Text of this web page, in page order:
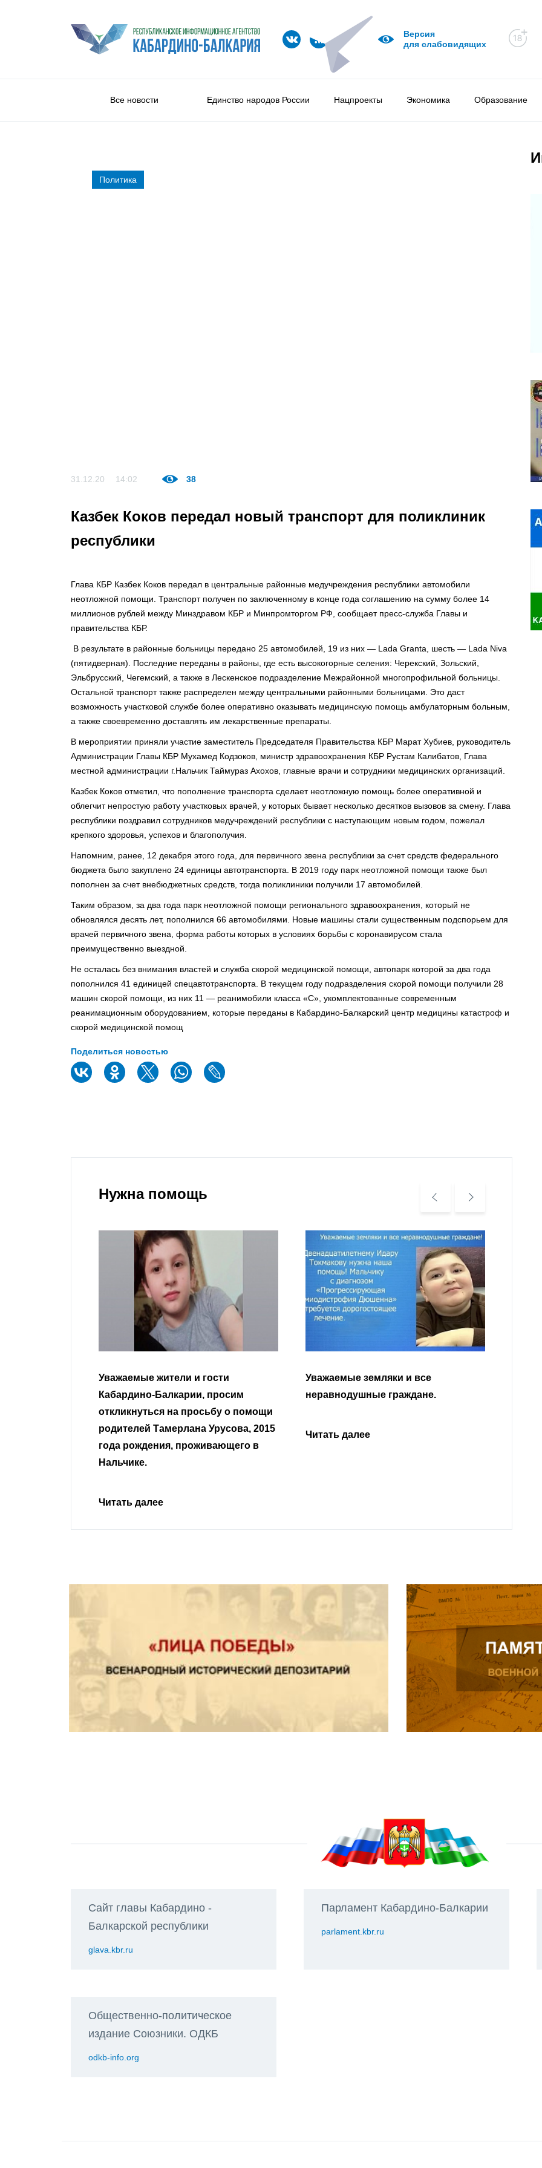
Версия
для слабовидящих
Все новости Единство народов России Нацпроекты Экономика Образование
Политика
31.12.20 14:02 38
Казбек Коков передал новый транспорт для поликлиник
республики
Глава КБР Казбек Коков передал в центральные районные медучреждения республики автомобили
неотложной помощи. Транспорт получен по заключенному в конце года соглашению на сумму более 14
миллионов рублей между Минздравом КБР и Минпромторгом РФ, сообщает пресс-служба Главы и
правительства КБР.
В результате в районные больницы передано 25 автомобилей, 19 из них — Lada Granta, шесть — Lada Niva
(пятидверная). Последние переданы в районы, где есть высокогорные селения: Черекский, Зольский,
Эльбрусский, Чегемский, а также в Лескенское подразделение Межрайонной многопрофильной больницы.
Остальной транспорт также распределен между центральными районными больницами. Это даст
возможность участковой службе более оперативно оказывать медицинскую помощь амбулаторным больным,
а также своевременно доставлять им лекарственные препараты.
В мероприятии приняли участие заместитель Председателя Правительства КБР Марат Хубиев, руководитель
Администрации Главы КБР Мухамед Кодзоков, министр здравоохранения КБР Рустам Калибатов, Глава
местной администрации г.Нальчик Таймураз Ахохов, главные врачи и сотрудники медицинских организаций.
Казбек Коков отметил, что пополнение транспорта сделает неотложную помощь более оперативной и
облегчит непростую работу участковых врачей, у которых бывает несколько десятков вызовов за смену. Глава
республики поздравил сотрудников медучреждений республики с наступающим новым годом, пожелал
крепкого здоровья, успехов и благополучия.
Напомним, ранее, 12 декабря этого года, для первичного звена республики за счет средств федерального
бюджета было закуплено 24 единицы автотранспорта. В 2019 году парк неотложной помощи также был
пополнен за счет внебюджетных средств, тогда поликлиники получили 17 автомобилей.
Таким образом, за два года парк неотложной помощи регионального здравоохранения, который не
обновлялся десять лет, пополнился 66 автомобилями. Новые машины стали существенным подспорьем для
врачей первичного звена, форма работы которых в условиях борьбы с коронавирусом стала
преимущественно выездной.
Не осталась без внимания властей и служба скорой медицинской помощи, автопарк которой за два года
пополнился 41 единицей спецавтотранспорта. В текущем году подразделения скорой помощи получили 28
машин скорой помощи, из них 11 — реанимобили класса «С», укомплектованные современным
реанимационным оборудованием, которые переданы в Кабардино-Балкарский центр медицины катастроф и
скорой медицинской помощ
Поделиться новостью
Нужна помощь
Уважаемые жители и гости
Кабардино-Балкарии, просим
откликнуться на просьбу о помощи
родителей Тамерлана Урусова, 2015
года рождения, проживающего в
Нальчике.
Читать далее
Уважаемые земляки и все
неравнодушные граждане.
Читать далее
Сайт главы Кабардино -
Балкарской республики
glava.kbr.ru
Парламент Кабардино-Балкарии
parlament.kbr.ru
Общественно-политическое
издание Союзники. ОДКБ
odkb-info.org